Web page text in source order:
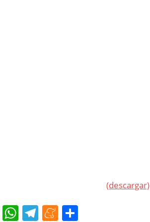
(descargar)
WhatsApp
Telegram
Meneame